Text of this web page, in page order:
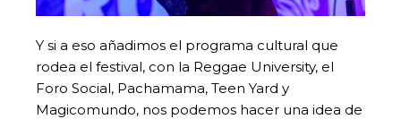
Y si a eso añadimos el programa cultural que
rodea el festival, con la Reggae University, el
Foro Social, Pachamama, Teen Yard y
Magicomundo, nos podemos hacer una idea de